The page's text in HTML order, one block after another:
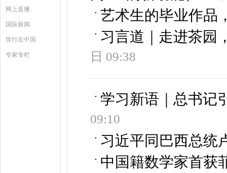
网上直播
国际新闻
世行在中国
专家专栏
艺术生的毕业作品
习言道｜走进茶园
日 09:38
学习新语｜总书记
09:10
习近平同巴西总统
中国籍数学家首获